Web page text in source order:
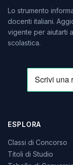
Lo strumento
docenti italiani.
vigente per aiutarti
scolastica.
ESPLORA
Classi di Concorso
Titoli di Studio